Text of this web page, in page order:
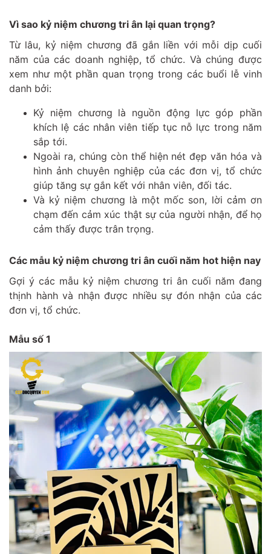
Vì sao kỷ niệm chương tri ân lại quan trọng?
Từ lâu, kỷ niệm chương đã gắn liền với mỗi dịp cuối
năm của các doanh nghiệp, tổ chức. Và chúng được
xem như một phần quan trọng trong các buổi lễ vinh
danh bởi:
Kỷ niệm chương là nguồn động lực góp phần
khích lệ các nhân viên tiếp tục nỗ lực trong năm
sắp tới.
Ngoài ra, chúng còn thể hiện nét đẹp văn hóa và
hình ảnh chuyên nghiệp của các đơn vị, tổ chức
giúp tăng sự gắn kết với nhân viên, đối tác.
Và kỷ niệm chương là một mốc son, lời cảm ơn
chạm đến cảm xúc thật sự của người nhận, để họ
cảm thấy được trân trọng.
Các mẫu kỷ niệm chương tri ân cuối năm hot hiện nay
Gợi ý các mẫu kỷ niệm chương tri ân cuối năm đang
thịnh hành và nhận được nhiều sự đón nhận của các
đơn vị, tổ chức.
Mẫu số 1